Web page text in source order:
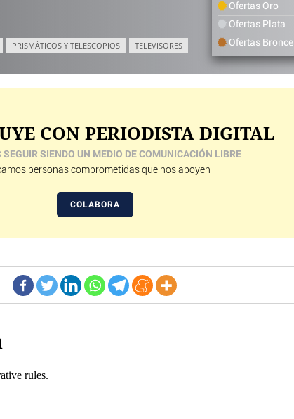
PRISMÁTICOS Y TELESCOPIOS TELEVISORES
Ofertas Oro
Ofertas Plata
Ofertas Bronce
CON PERIODISTA DIGITAL
SEGUIR SIENDO UN MEDIO DE COMUNICACIÓN LIBRE
personas comprometidas que nos apoyen
COLABORA